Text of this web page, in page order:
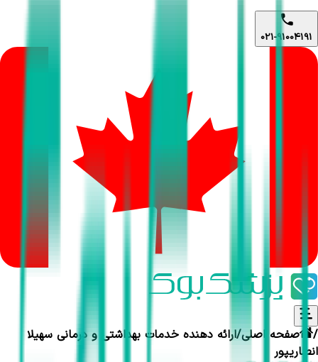
021-91004191
صفحه اصلی / ارائه دهنده خدمات بهداشتی و درمانی/
سهیلا
انصاریپور